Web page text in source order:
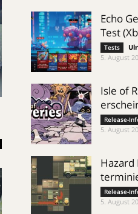
Echo
Test
Tests
5. August
Isle of
Release-
5. August
Hazard
Release-
5. August